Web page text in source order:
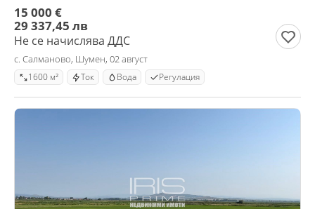
15 000 €
29 337,45 лв
Не се начислява ДДС
с. Салманово, Шумен, 02 август
1600 м² Ток Вода Регулация